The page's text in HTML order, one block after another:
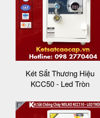
Két Sắt Thương Hiệu
KCC50 - Led Tròn